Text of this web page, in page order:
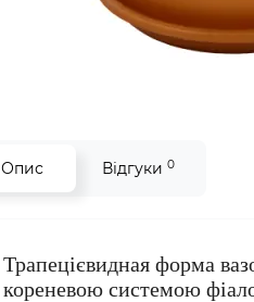
Опис Відгуки 0
Трапецієвидная форма
кореневою системою